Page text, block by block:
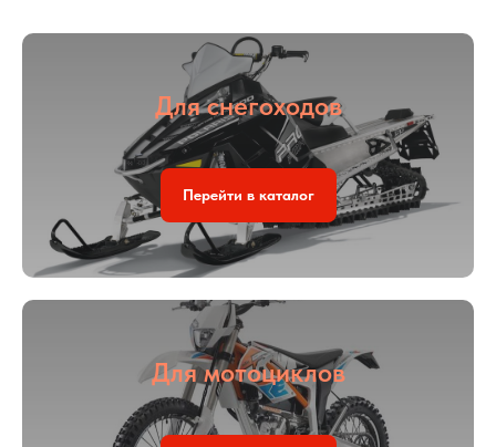
Для снегоходов
Перейти в каталог
Для мотоциклов